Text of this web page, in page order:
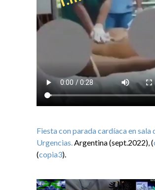
Fiesta con parada cardíaca en sala
Urgencias. Argentina (sept.2022), (
(copia3).